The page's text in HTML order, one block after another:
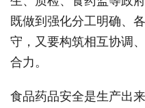
既做到强化分工明确、
守，又要构筑相互协调
合力。
食品药品安全是生产出